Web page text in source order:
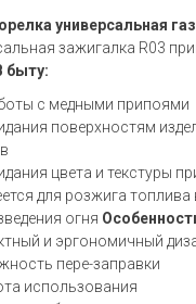
универсальная
зажигалка R03
быту:
с медными припоями
поверхностям
цвета и текстуры
для розжига
огня
и эргономичный
пере-заправки
использования